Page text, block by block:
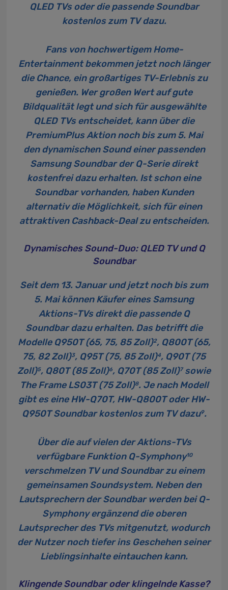
QLED TVs oder die passende Soundbar
kostenlos zum TV dazu.
Fans von hochwertigem Home-
Entertainment bekommen jetzt noch länger
die Chance, ein großartiges TV-Erlebnis zu
genießen. Wer großen Wert auf gute
Bildqualität legt und sich für ausgewählte
QLED TVsentscheidet, kann über die
PremiumPlus Aktion noch bis zum 5. Mai
den dynamischen Sound einer passenden
Samsung Soundbar der Q-Seriedirekt
kostenfrei dazu erhalten. Ist schon eine
Soundbar vorhanden, haben Kunden
alternativ die Möglichkeit, sich für einen
attraktiven Cashback-Deal zu entscheiden.
Dynamisches Sound-Duo: QLED TV und Q
Soundbar
Seit dem 13. Januar und jetzt noch bis zum
5. Mai können Käufer eines Samsung
Aktions-TVs direkt die passende Q
Soundbar dazu erhalten. Das betrifft die
Modelle Q950T (65, 75, 85 Zoll)2, Q800T (65,
75, 82 Zoll)3, Q95T (75, 85 Zoll)4, Q90T (75
Zoll)5, Q80T (85 Zoll)6, Q70T (85 Zoll)7sowie
The Frame LS03T (75 Zoll)8. Je nach Modell
gibt es eine HW-Q70T, HW-Q800T oder HW-
Q950T Soundbar kostenlos zum TV dazu9.
Über die auf vielen der Aktions-TVs
verfügbare Funktion Q-Symphony10
verschmelzen TV und Soundbar zu einem
gemeinsamen Soundsystem. Neben den
Lautsprechern der Soundbar werden bei Q-
Symphony ergänzend die oberen
Lautsprecher des TVs mitgenutzt, wodurch
der Nutzer noch tiefer ins Geschehen seiner
Lieblingsinhalte eintauchen kann.
Klingende Soundbar oder klingelnde Kasse?